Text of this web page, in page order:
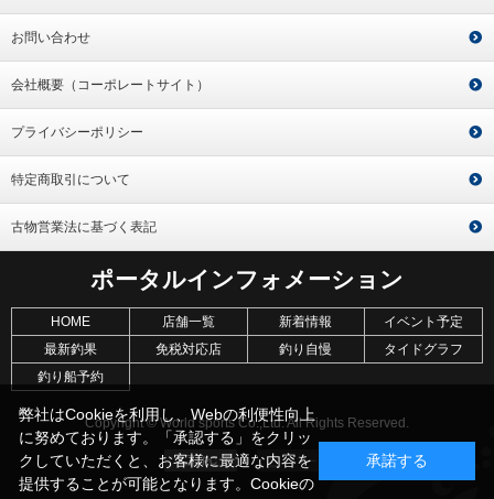
お問い合わせ
会社概要（コーポレートサイト）
プライバシーポリシー
特定商取引について
古物営業法に基づく表記
ポータルインフォメーション
HOME 店舗一覧 新着情報
イベント予定
最新釣果
免税対応店 釣り自慢
タイドグラフ
釣り船予約
Copyright © World sports Co.,Ltd. All Rights Reserved.
弊社はCookieを利用し、Webの利便性向上
に努めております。「承認する」をクリッ
クしていただくと、お客様に最適な内容を
提供することが可能となります。Cookieの
承諾する